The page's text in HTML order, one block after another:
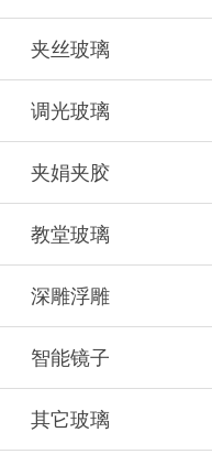
夹丝玻璃
调光玻璃
夹娟夹胶
教堂玻璃
深雕浮雕
智能镜子
其它玻璃